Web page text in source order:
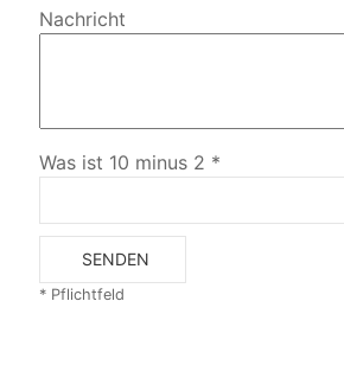
Nachricht
Was ist 10 minus 2 *
SENDEN
* Pflichtfeld